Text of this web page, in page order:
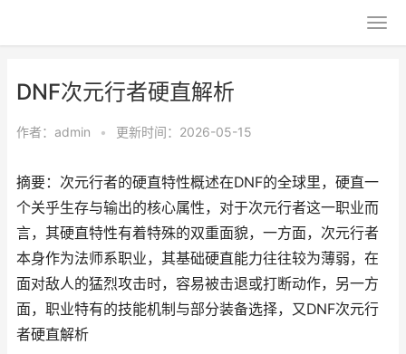
DNF次元行者硬直解析
作者： admin • 更新时间：2026-05-15
摘要：次元行者的硬直特性概述在DNF的全球里，硬直一
个关乎生存与输出的核心属性，对于次元行者这一职业而
言，其硬直特性有着特殊的双重面貌，一方面，次元行者
本身作为法师系职业，其基础硬直能力往往较为薄弱，在
面对敌人的猛烈攻击时，容易被击退或打断动作，另一方
面，职业特有的技能机制与部分装备选择，又DNF次元行
者硬直解析